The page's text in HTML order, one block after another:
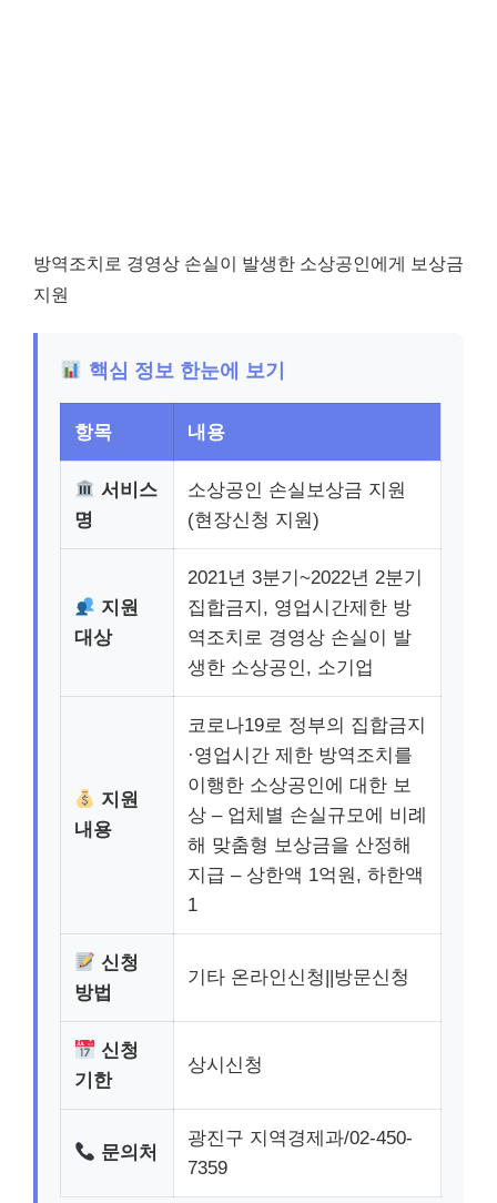
방역조치로 경영상 손실이 발생한 소상공인에게 보상금
지원
핵심 정보 한눈에 보기
항목 내용
서비스
명
소상공인 손실보상금 지원
(현장신청 지원)
지원
대상
2021년 3분기~2022년 2분기
집합금지, 영업시간제한 방
역조치로 경영상 손실이 발
생한 소상공인, 소기업
지원
내용
코로나19로 정부의 집합금지
·영업시간 제한 방역조치를
이행한 소상공인에 대한 보
상 – 업체별 손실규모에 비례
해 맞춤형 보상금을 산정해
지급 – 상한액 1억원, 하한액
1
신청
방법
기타 온라인신청||방문신청
신청
기한
상시신청
문의처
광진구 지역경제과/02-450-
7359